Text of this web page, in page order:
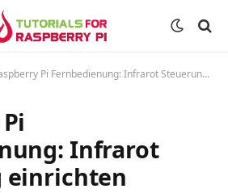
Pi Fernbedienung: Infrarot Steuerung einrichten
Infrarot
einrichten